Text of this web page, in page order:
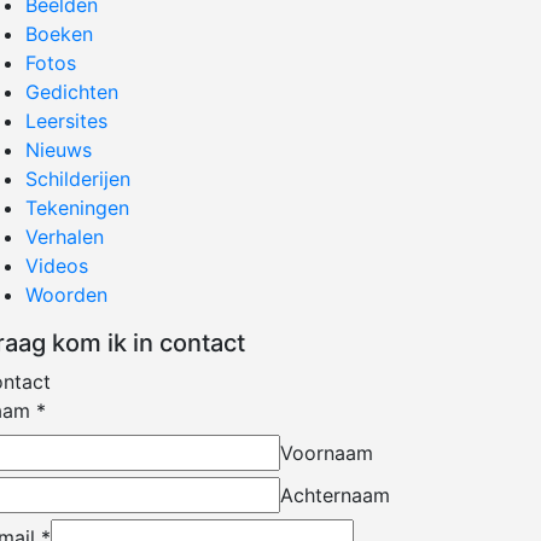
Beelden
Boeken
Fotos
Gedichten
Leersites
Nieuws
Schilderijen
Tekeningen
Verhalen
Videos
Woorden
kom ik in contact
*
Voornaam
Achternaam